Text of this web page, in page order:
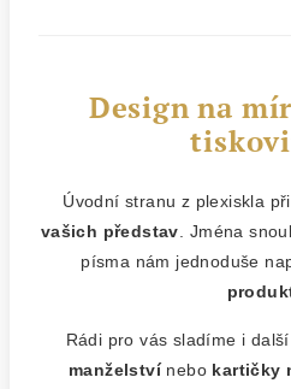
Design na
Úvodní stranu z plexiskla
vašich představ . Jména
písma nám jednoduše
Rádi pro vás sladíme i
manželstvínebo kartičky